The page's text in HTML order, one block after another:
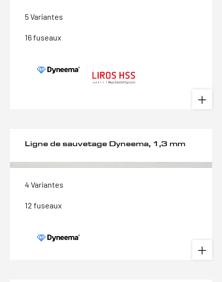
5 Variantes
16 fuseaux
Ligne de sauvetage Dyneema, 1,3 mm
4 Variantes
12 fuseaux